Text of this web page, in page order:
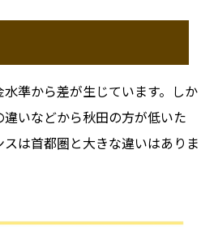
準から差が生じています。しか
いなどから秋田の方が低いた
は首都圏と大きな違いはありま